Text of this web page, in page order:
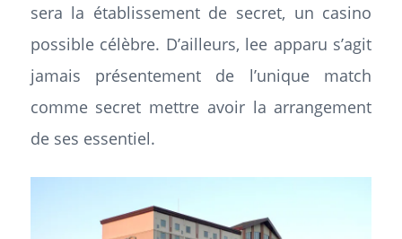
sera la établissement de secret, un casino
possible célèbre. D’ailleurs, lee apparu s’agit
jamais présentement de l’unique match
comme secret mettre avoir la arrangement
de ses essentiel.